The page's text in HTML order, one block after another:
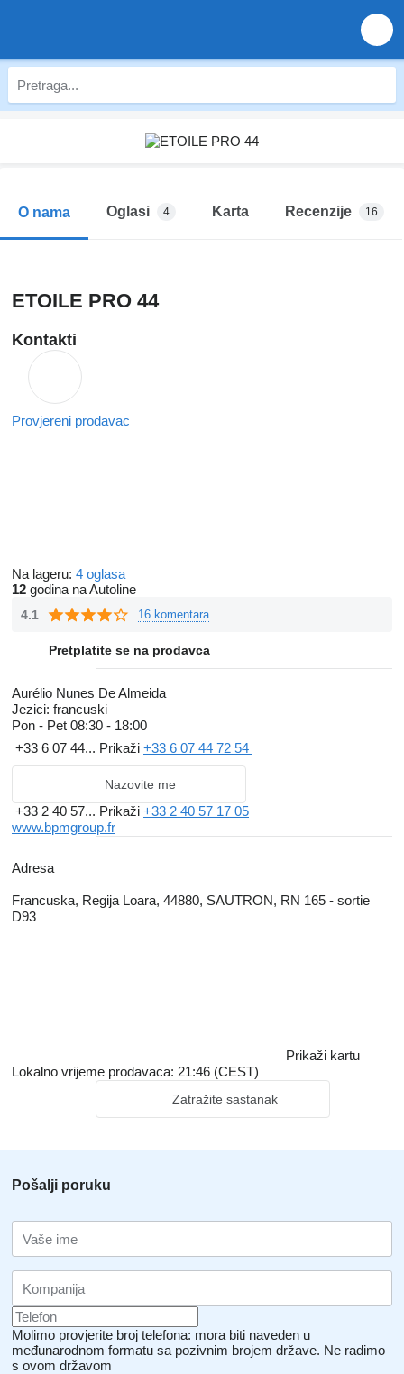
O nama Oglasi 4 Karta Recenzije 16
ETOILE PRO 44
Kontakti
Provjereni prodavac
Na lageru: 4 oglasa
12 godina na Autoline
4.1 16 komentara
Pretplatite se na prodavca
Aurélio Nunes De Almeida
Jezici: francuski
Pon - Pet 08:30 - 18:00
+33 6 07 44... Prikaži +33 6 07 44 72 54
Nazovite me
+33 2 40 57... Prikaži +33 2 40 57 17 05
www.bpmgroup.fr
Adresa
Francuska, Regija Loara, 44880, SAUTRON, RN 165 - sortie
D93
Prikaži kartu
Lokalno vrijeme prodavaca: 21:46 (CEST)
Zatražite sastanak
Pošalji poruku
Molimo provjerite broj telefona: mora biti naveden u
međunarodnom formatu sa pozivnim brojem države. Ne radimo
s ovom državom